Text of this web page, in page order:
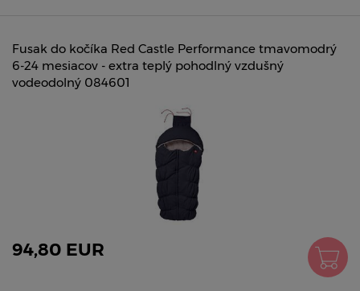
Fusak do kočíka Red Castle Performance tmavomodrý
6-24 mesiacov - extra teplý pohodlný vzdušný
vodeodolný 084601
94,80 EUR